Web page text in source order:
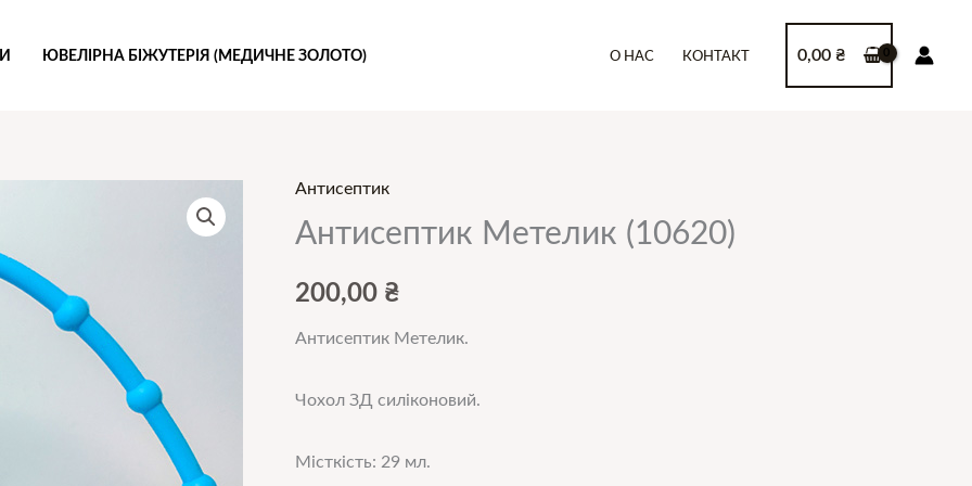
ЮВЕЛІРНА БІЖУТЕРІЯ (МЕДИЧНЕ ЗОЛОТО) О НАС КОНТАКТ 0,00 ₴
Антисептик
Антисептик Метелик (10620)
200,00 ₴
Антисептик Метелик.
Чохол ЗД силіконовий.
Місткість: 29 мл.